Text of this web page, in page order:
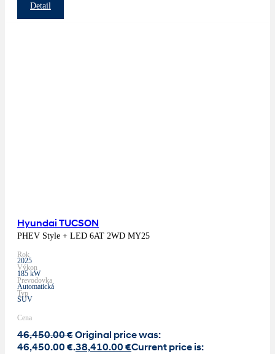
Detail
Hyundai TUCSON
PHEV Style + LED 6AT 2WD MY25
Rok
2025
Výkon
185 kW
Prevodovka
Automatická
Typ
SUV
Cena
46,450.00€Original price was:
46,450.00 €.38,410.00 €Current price is: